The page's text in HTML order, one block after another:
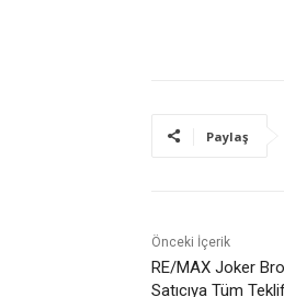
Paylaş
Önceki İçerik
RE/MAX Joker
Satıcıya Tüm